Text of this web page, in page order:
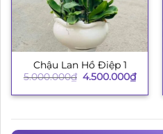
Chậu Lan Hồ Điệp 1
5.000.000₫ Giá
là:
4.500.000₫Giá
hiện
tại